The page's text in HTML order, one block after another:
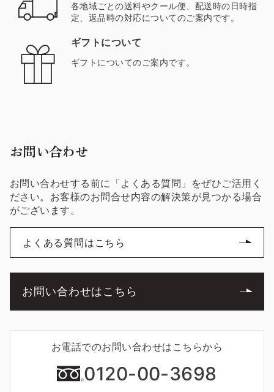
各地域ごとの送料やクール便、配送時の日時指
定、返品時の対応についてのご案内です。
ギフトについて
ギフトについてのご案内です。
お問い合わせ
お問い合わせする前に「よくある質問」をぜひご活用く
ださい。お客様のお問合せ内容の解決策が見つかる場合
がございます。
よくある質問はこちら
お問い合わせはこちら
お電話でのお問い合わせはこちらから
0120-00-3698